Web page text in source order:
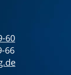
60
66